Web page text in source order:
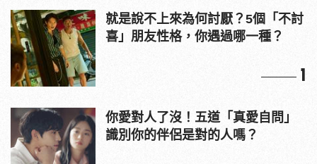
就是說不上來為何討厭？5個「不討
喜」朋友性格，你遇過哪一種？
1
你愛對人了沒！五道「真愛自問」
識別你的伴侶是對的人嗎？